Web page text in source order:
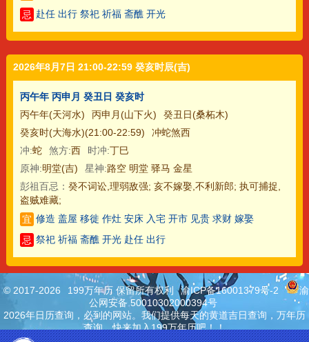
忌 赴任 出行 祭祀 祈福 斋醮 开光
2026年8月7日 21:00-22:59 癸亥时辰(吉)
丙午年 丙申月 癸丑日 癸亥时
丙午年(天河水)
丙申月(山下火)
癸丑日(桑柘木)
癸亥时(大海水)(21:00-22:59)
冲蛇煞西
冲:蛇 煞方:西 时冲:丁巳
原神:明堂(吉) 星神:路空 明堂 驿马 金星
彭祖百忌： 癸不词讼,理弱敌强; 亥不嫁娶,不利新郎; 执可捕捉,
盗贼难藏;
宜 修造 盖屋 移徙 作灶 安床 入宅 开市 见贵 求财 嫁娶
忌 祭祀 祈福 斋醮 开光 赴任 出行
© 2017-2026 199万年历 保留所有权利 渝ICP备16001379号-2
渝
公网安备 50010302000394号
2026年日历查询，必到的网站。我们提供每天的黄道吉日查询，万年历
查询，快来加入199万年历吧！！